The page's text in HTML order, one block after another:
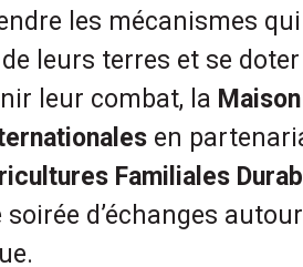
les mécanismes
leurs terres et se
leur combat, la
en
Familiales
d’échanges